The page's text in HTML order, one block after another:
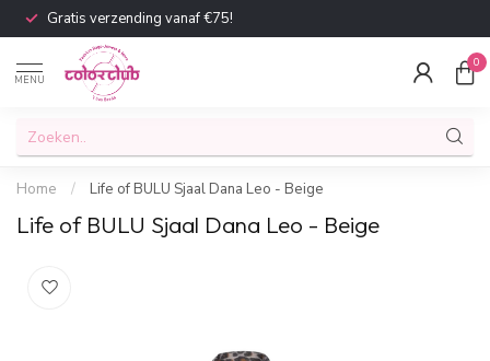
Gratis verzending vanaf €75!
MENU
0
Home / Life of BULU Sjaal Dana Leo - Beige
Life of BULU Sjaal Dana Leo - Beige